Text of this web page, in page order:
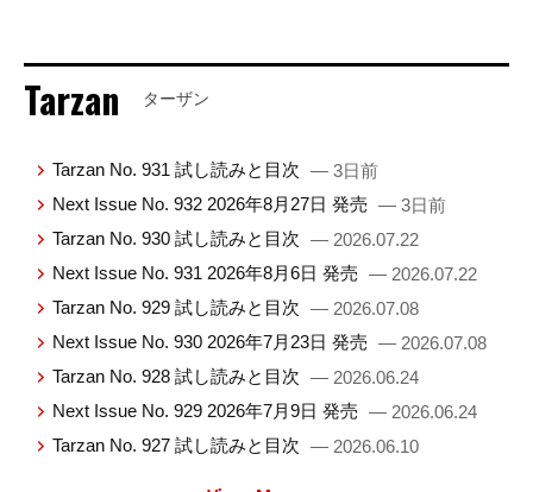
Tarzan ターザン
Tarzan No. 931 試し読みと目次 — 3日前
Next Issue No. 932 2026年8月27日 発売 — 3日前
Tarzan No. 930 試し読みと目次 — 2026.07.22
Next Issue No. 931 2026年8月6日 発売 — 2026.07.22
Tarzan No. 929 試し読みと目次 — 2026.07.08
Next Issue No. 930 2026年7月23日 発売 — 2026.07.08
Tarzan No. 928 試し読みと目次 — 2026.06.24
Next Issue No. 929 2026年7月9日 発売 — 2026.06.24
Tarzan No. 927 試し読みと目次 — 2026.06.10